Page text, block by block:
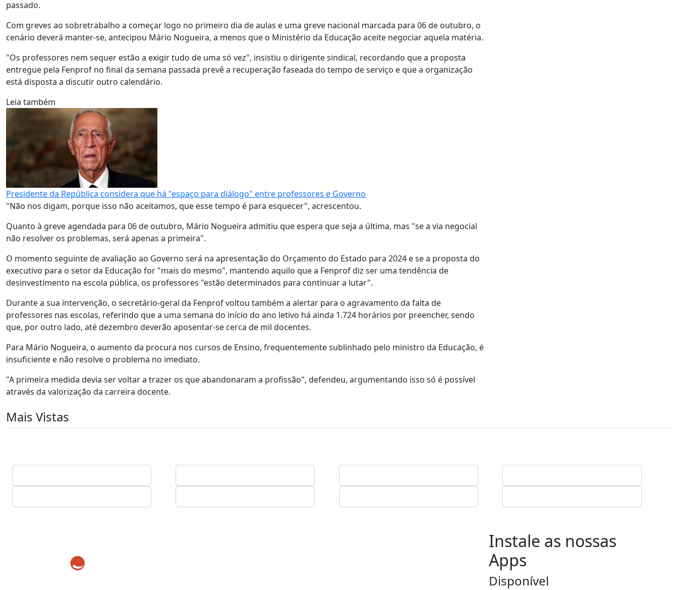
passado.
Com greves ao sobretrabalho a começar logo no primeiro dia de aulas e uma greve nacional marcada para 06 de outubro, o
cenário deverá manter-se, antecipou Mário Nogueira, a menos que o Ministério da Educação aceite negociar aquela matéria.
"Os professores nem sequer estão a exigir tudo de uma só vez", insistiu o dirigente sindical, recordando que a proposta
entregue pela Fenprof no final da semana passada prevê a recuperação faseada do tempo de serviço e que a organização
está disposta a discutir outro calendário.
Leia também
Presidente da República considera que há "espaço para diálogo" entre professores e Governo
"Não nos digam, porque isso não aceitamos, que esse tempo é para esquecer", acrescentou.
Quanto à greve agendada para 06 de outubro, Mário Nogueira admitiu que espera que seja a última, mas "se a via negocial
não resolver os problemas, será apenas a primeira".
O momento seguinte de avaliação ao Governo será na apresentação do Orçamento do Estado para 2024 e se a proposta do
executivo para o setor da Educação for "mais do mesmo", mantendo aquilo que a Fenprof diz ser uma tendência de
desinvestimento na escola pública, os professores "estão determinados para continuar a lutar".
Durante a sua intervenção, o secretário-geral da Fenprof voltou também a alertar para o agravamento da falta de
professores nas escolas, referindo que a uma semana do início do ano letivo há ainda 1.724 horários por preencher, sendo
que, por outro lado, até dezembro deverão aposentar-se cerca de mil docentes.
Para Mário Nogueira, o aumento da procura nos cursos de Ensino, frequentemente sublinhado pelo ministro da Educação, é
insuficiente e não resolve o problema no imediato.
"A primeira medida devia ser voltar a trazer os que abandonaram a profissão", defendeu, argumentando isso só é possível
através da valorização da carreira docente.
Mais Vistas
Instale as nossas
Apps
Disponível